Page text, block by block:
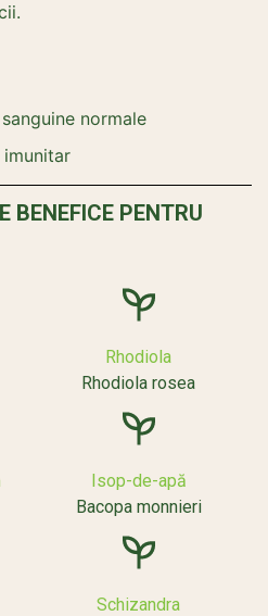
normale
imunitar
BENEFICE PENTRU
Rhodiola
Rhodiola rosea
Isop-de-apă
Bacopa monnieri
Schizandra